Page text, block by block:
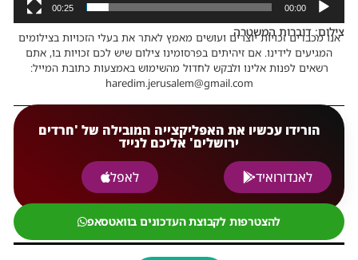
00:00
00:25
צילום: דוברות המשטרה
אנו מכבדים זכויות יוצרים ועושים מאמץ לאתר את בעלי הזכויות בצילומים
המגיעים לידינו. אם זיהיתים בפרסומינו צילום שיש לכם זכויות בו, אתם
רשאים לפנות אלינו ולבקש לחדול מהשימוש באמצעות כתובת המייל:
haredim.jerusalem@gmail.com
הורידו עכשיו את האפליקצייה המובילה של 'חרדים
ירושלים' אליכם לנייד
לאנדורואיד
לאפל
להצטרפות לקבוצת העדכונים בוואטסאפ